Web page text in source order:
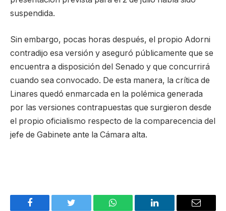
suspendida.
Sin embargo, pocas horas después, el propio Adorni
contradijo esa versión y aseguró públicamente que se
encuentra a disposición del Senado y que concurrirá
cuando sea convocado. De esta manera, la crítica de
Linares quedó enmarcada en la polémica generada
por las versiones contrapuestas que surgieron desde
el propio oficialismo respecto de la comparecencia del
jefe de Gabinete ante la Cámara alta.